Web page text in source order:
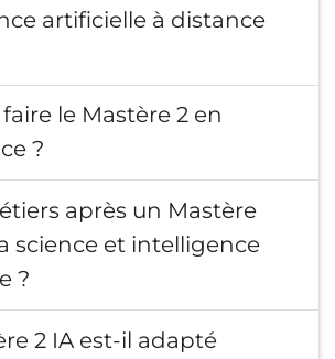
artificielle à distance
le Mastère 2 en
?
après un Mastère
science et intelligence
?
2 IA est-il adapté